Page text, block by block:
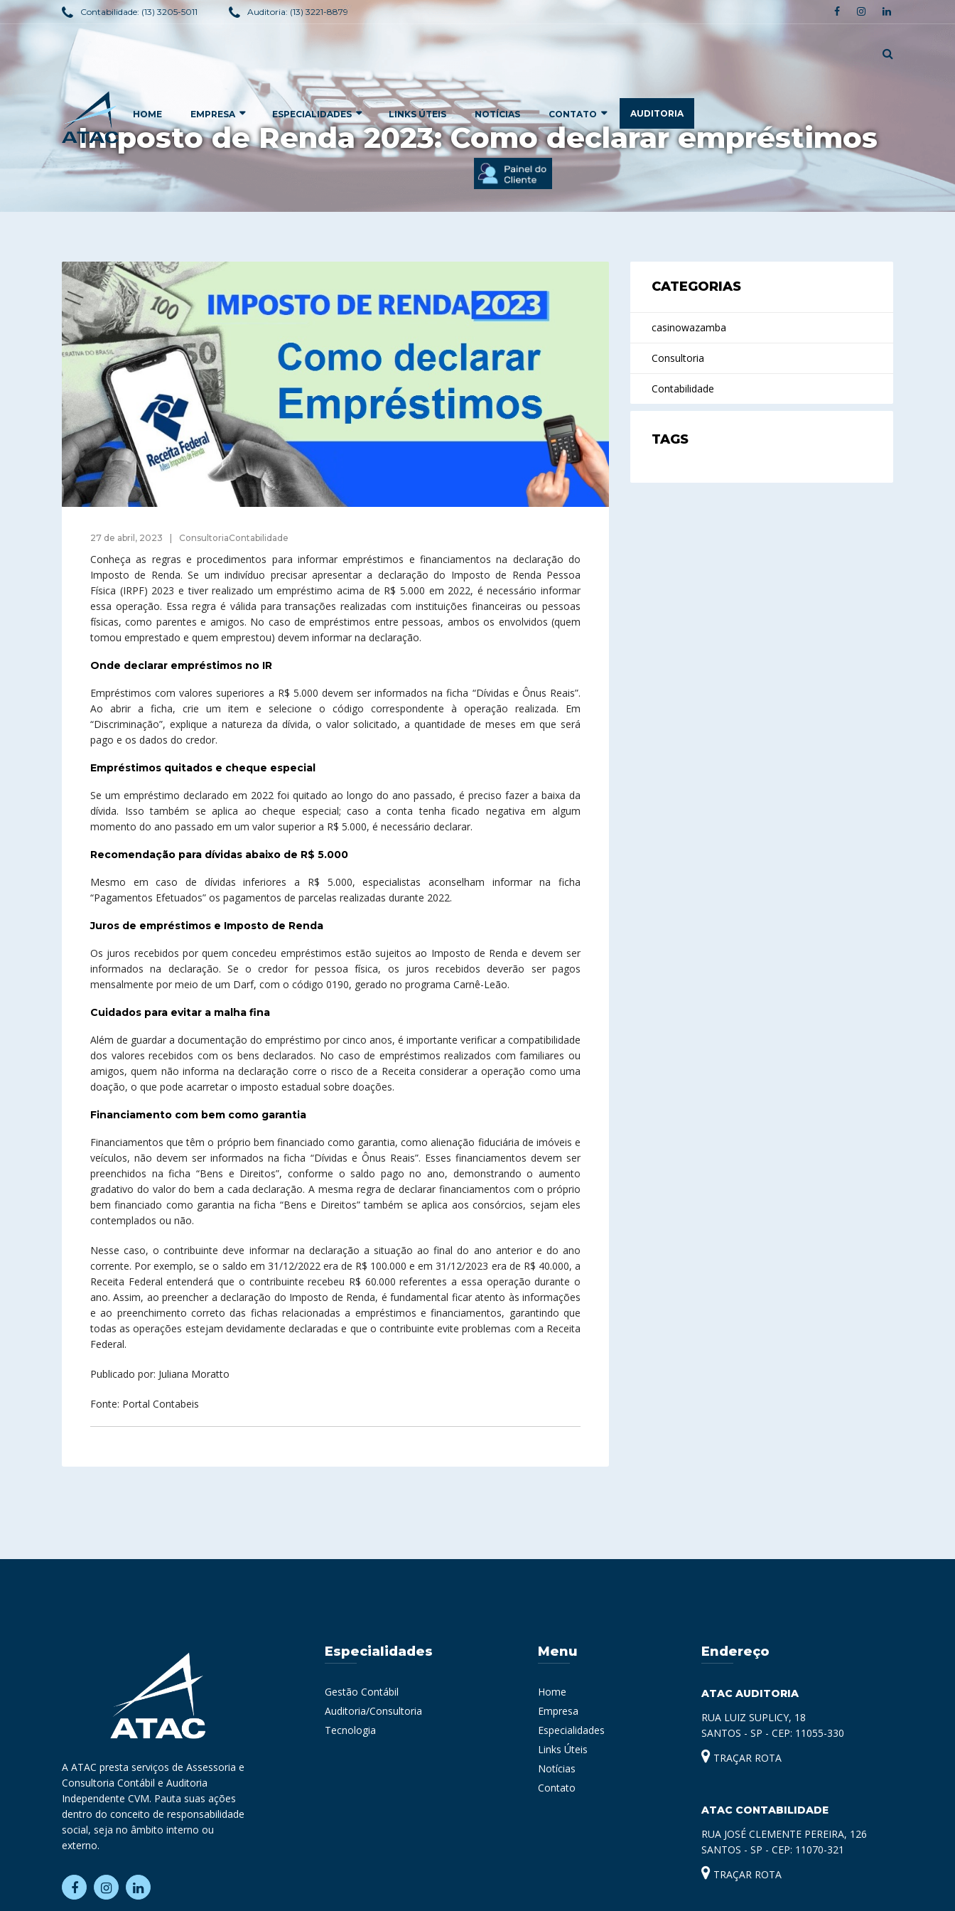
Contabilidade: (13) 3205-5011 Auditoria: (13) 3221-8879
HOME EMPRESA ESPECIALIDADES LINKS ÚTEIS NOTÍCIAS CONTATO AUDITORIA
Imposto de Renda 2023: Como declarar empréstimos
27 de abril, 2023 ConsultoriaContabilidade
Conheça as regras e procedimentos para informar empréstimos e financiamentos na declaração do
Imposto de Renda. Se um indivíduo precisar apresentar a declaração do Imposto de Renda Pessoa
Física (IRPF) 2023 e tiver realizado um empréstimo acima de R$ 5.000 em 2022, é necessário informar
essa operação. Essa regra é válida para transações realizadas com instituições financeiras ou pessoas
físicas, como parentes e amigos. No caso de empréstimos entre pessoas, ambos os envolvidos (quem
tomou emprestado e quem emprestou) devem informar na declaração.
Onde declarar empréstimos no IR
Empréstimos com valores superiores a R$ 5.000 devem ser informados na ficha “Dívidas e Ônus Reais”.
Ao abrir a ficha, crie um item e selecione o código correspondente à operação realizada. Em
“Discriminação”, explique a natureza da dívida, o valor solicitado, a quantidade de meses em que será
pago e os dados do credor.
Empréstimos quitados e cheque especial
Se um empréstimo declarado em 2022 foi quitado ao longo do ano passado, é preciso fazer a baixa da
dívida. Isso também se aplica ao cheque especial; caso a conta tenha ficado negativa em algum
momento do ano passado em um valor superior a R$ 5.000, é necessário declarar.
Recomendação para dívidas abaixo de R$ 5.000
Mesmo em caso de dívidas inferiores a R$ 5.000, especialistas aconselham informar na ficha
“Pagamentos Efetuados” os pagamentos de parcelas realizadas durante 2022.
Juros de empréstimos e Imposto de Renda
Os juros recebidos por quem concedeu empréstimos estão sujeitos ao Imposto de Renda e devem ser
informados na declaração. Se o credor for pessoa física, os juros recebidos deverão ser pagos
mensalmente por meio de um Darf, com o código 0190, gerado no programa Carnê-Leão.
Cuidados para evitar a malha fina
Além de guardar a documentação do empréstimo por cinco anos, é importante verificar a compatibilidade
dos valores recebidos com os bens declarados. No caso de empréstimos realizados com familiares ou
amigos, quem não informa na declaração corre o risco de a Receita considerar a operação como uma
doação, o que pode acarretar o imposto estadual sobre doações.
Financiamento com bem como garantia
Financiamentos que têm o próprio bem financiado como garantia, como alienação fiduciária de imóveis e
veículos, não devem ser informados na ficha “Dívidas e Ônus Reais”. Esses financiamentos devem ser
preenchidos na ficha “Bens e Direitos”, conforme o saldo pago no ano, demonstrando o aumento
gradativo do valor do bem a cada declaração. A mesma regra de declarar financiamentos com o próprio
bem financiado como garantia na ficha “Bens e Direitos” também se aplica aos consórcios, sejam eles
contemplados ou não.
Nesse caso, o contribuinte deve informar na declaração a situação ao final do ano anterior e do ano
corrente. Por exemplo, se o saldo em 31/12/2022 era de R$ 100.000 e em 31/12/2023 era de R$ 40.000, a
Receita Federal entenderá que o contribuinte recebeu R$ 60.000 referentes a essa operação durante o
ano. Assim, ao preencher a declaração do Imposto de Renda, é fundamental ficar atento às informações
e ao preenchimento correto das fichas relacionadas a empréstimos e financiamentos, garantindo que
todas as operações estejam devidamente declaradas e que o contribuinte evite problemas com a Receita
Federal.
Publicado por: Juliana Moratto
Fonte: Portal Contabeis
CATEGORIAS
casinowazamba
Consultoria
Contabilidade
TAGS
A ATAC presta serviços de Assessoria e
Consultoria Contábil e Auditoria
Independente CVM. Pauta suas ações
dentro do conceito de responsabilidade
social, seja no âmbito interno ou
externo.
Especialidades
Gestão Contábil
Auditoria/Consultoria
Tecnologia
Menu
Home
Empresa
Especialidades
Links Úteis
Notícias
Contato
Endereço
ATAC AUDITORIA
RUA LUIZ SUPLICY, 18
SANTOS - SP - CEP: 11055-330
TRAÇAR ROTA
ATAC CONTABILIDADE
RUA JOSÉ CLEMENTE PEREIRA, 126
SANTOS - SP - CEP: 11070-321
TRAÇAR ROTA